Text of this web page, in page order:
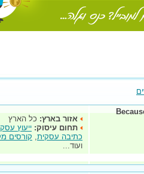
אזור בארץ: כל הארץ
תחום עיסוק: ייעוץ
כתיבה עסקית, קורסים
ועוד...